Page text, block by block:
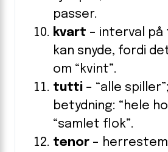
passer.
kvart – interval på
kan snyde, fordi
om “kvint”.
tutti– “alle
betydning: “hele
“samlet flok”.
tenor–